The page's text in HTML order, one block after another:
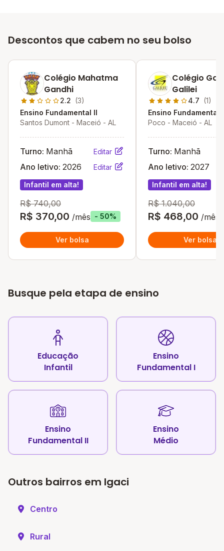
Descontos que cabem no seu bolso
Colégio Mahatma
Gandhi
2.2 (3)
Ensino Fundamental II
Santos Dumont - Maceió - AL
Turno: Manhã Editar
Ano letivo: 2026 Editar
Infantil em alta!
R$ 740,00
R$ 370,00 /mês - 50%
Ver bolsa
Colégio
Galilei
4.7 (1)
Ensino Fundamental
Poco - Maceió - AL
Turno: Manhã
Ano letivo: 2027
Infantil em alta!
R$ 1.040,00
R$ 468,00 /mês
Ver bolsa
Busque pela etapa de ensino
Educação
Infantil
Ensino
Fundamental I
Ensino
Fundamental II
Ensino
Médio
Outros bairros em Igaci
Centro
Rural